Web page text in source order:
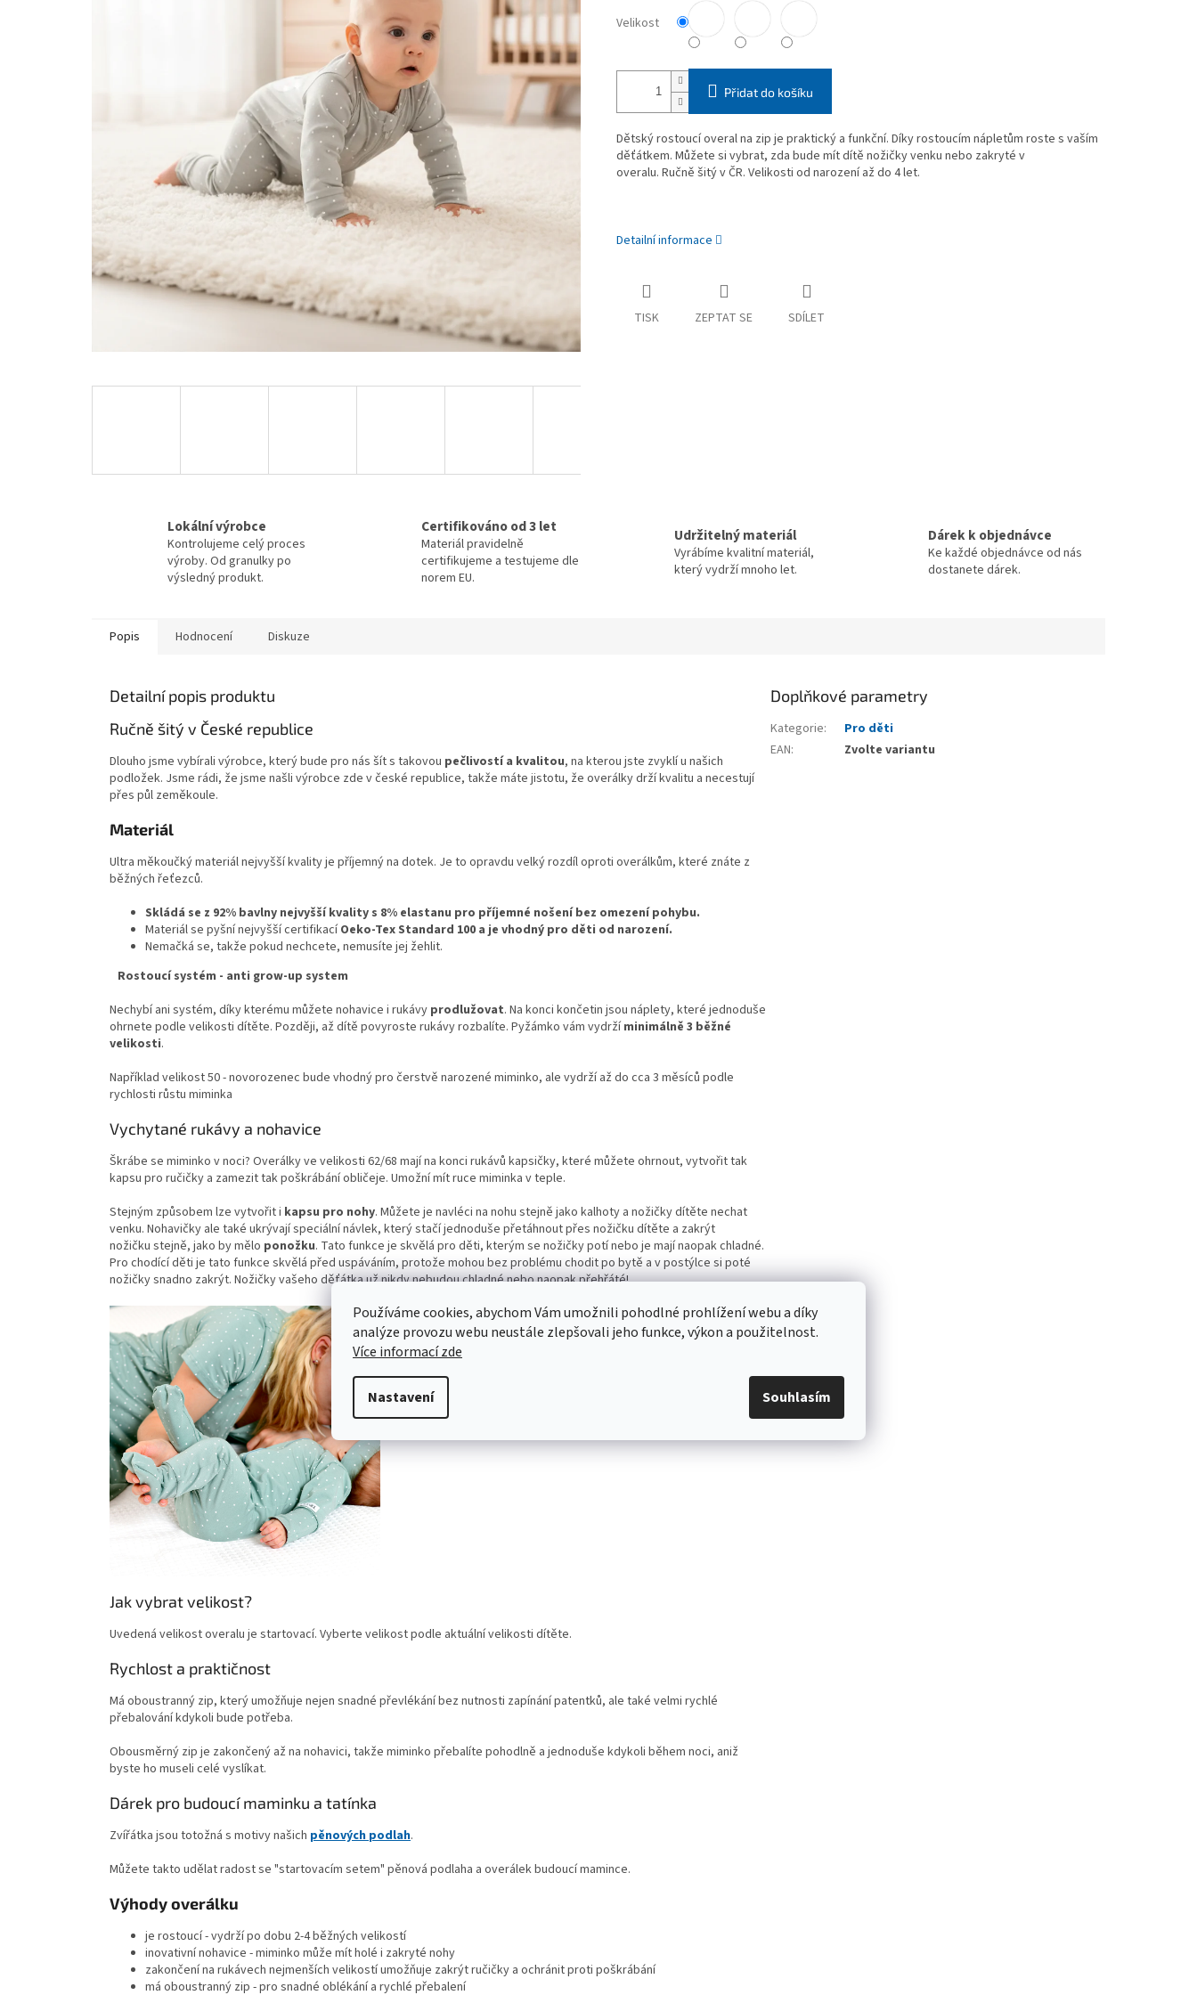
Používáme cookies, abychom Vám umožnili pohodlné prohlížení webu a díky
analýze provozu webu neustále zlepšovali jeho funkce, výkon a použitelnost.
Více informací zde
Nastavení Souhlasím
Velikost
Přidat do košíku
Dětský rostoucí overal na zip je praktický a funkční. Díky rostoucím nápletům roste s vaším
děťátkem. Můžete si vybrat, zda bude mít dítě nožičky venku nebo zakryté v
overalu. Ručně šitý v ČR. Velikosti od narození až do 4 let.
Detailní informace
TISK ZEPTAT SE SDÍLET
Lokální výrobce
Kontrolujeme celý proces
výroby. Od granulky po
výsledný produkt.
Certifikováno od 3 let
Materiál pravidelně
certifikujeme a testujeme dle
norem EU.
Udržitelný materiál
Vyrábíme kvalitní materiál,
který vydrží mnoho let.
Dárek k objednávce
Ke každé objednávce od nás
dostanete dárek.
Popis Hodnocení Diskuze
Detailní popis produktu
Ručně šitý v České republice
Dlouho jsme vybírali výrobce, který bude pro nás šít s takovou pečlivostí a kvalitou, na kterou jste zvyklí u našich
podložek. Jsme rádi, že jsme našli výrobce zde v české republice, takže máte jistotu, že overálky drží kvalitu a necestují
přes půl zeměkoule.
Materiál
Ultra měkoučký materiál nejvyšší kvality je příjemný na dotek. Je to opravdu velký rozdíl oproti overálkům, které znáte z
běžných řeťezců.
Skládá se z 92% bavlny nejvyšší kvality s 8% elastanu pro příjemné nošení bez omezení pohybu.
Materiál se pyšní nejvyšší certifikacíOeko-Tex Standard 100 a je vhodný pro děti od narození.
Nemačká se, takže pokud nechcete, nemusíte jej žehlit.
Rostoucí systém - anti grow-up system
Nechybí ani systém, díky kterému můžete nohavice i rukávy prodlužovat. Na konci končetin jsou náplety, které jednoduše
ohrnete podle velikosti dítěte. Později, až dítě povyroste rukávy rozbalíte. Pyžámko vám vydržíminimálně 3 běžné
velikosti.
Například velikost 50 - novorozenec bude vhodný pro čerstvě narozené miminko, ale vydrží až do cca 3 měsíců podle
rychlosti růstu miminka
Vychytané rukávy a nohavice
Škrábe se miminko v noci? Overálky ve velikosti 62/68 mají na konci rukávů kapsičky, které můžete ohrnout, vytvořit tak
kapsu pro ručičky a zamezit tak poškrábání obličeje. Umožní mít ruce miminka v teple.
Stejným způsobem lze vytvořit i kapsu pro nohy. Můžete je navléci na nohu stejně jako kalhoty a nožičky dítěte nechat
venku. Nohavičky ale také ukrývají speciální návlek, který stačí jednoduše přetáhnout přes nožičku dítěte a zakrýt
nožičku stejně, jako by mělo ponožku. Tato funkce je skvělá pro děti, kterým se nožičky potí nebo je mají naopak chladné.
Pro chodící děti je tato funkce skvělá před uspáváním, protože mohou bez problému chodit po bytě a v postýlce si poté
nožičky snadno zakrýt. Nožičky vašeho děťátka už nikdy nebudou chladné nebo naopak přehřáté!
Jak vybrat velikost?
Uvedená velikost overalu je startovací. Vyberte velikost podle aktuální velikosti dítěte.
Rychlost a praktičnost
Má oboustranný zip, který umožňuje nejen snadné převlékání bez nutnosti zapínání patentků, ale také velmi rychlé
přebalování kdykoli bude potřeba.
Obousměrný zip je zakončený až na nohavici, takže miminko přebalíte pohodlně a jednoduše kdykoli během noci, aniž
byste ho museli celé vyslíkat.
Dárek pro budoucí maminku a tatínka
Zvířátka jsou totožná s motivy našich pěnových podlah.
Můžete takto udělat radost se "startovacím setem" pěnová podlaha a overálek budoucí mamince.
Výhody overálku
je rostoucí - vydrží po dobu 2-4 běžných velikostí
inovativní nohavice - miminko může mít holé i zakryté nohy
zakončení na rukávech nejmenších velikostí umožňuje zakrýt ručičky a ochránit proti poškrábání
má oboustranný zip - pro snadné oblékání a rychlé přebalení
Doplňkové parametry
Kategorie:
Pro děti
EAN: Zvolte variantu